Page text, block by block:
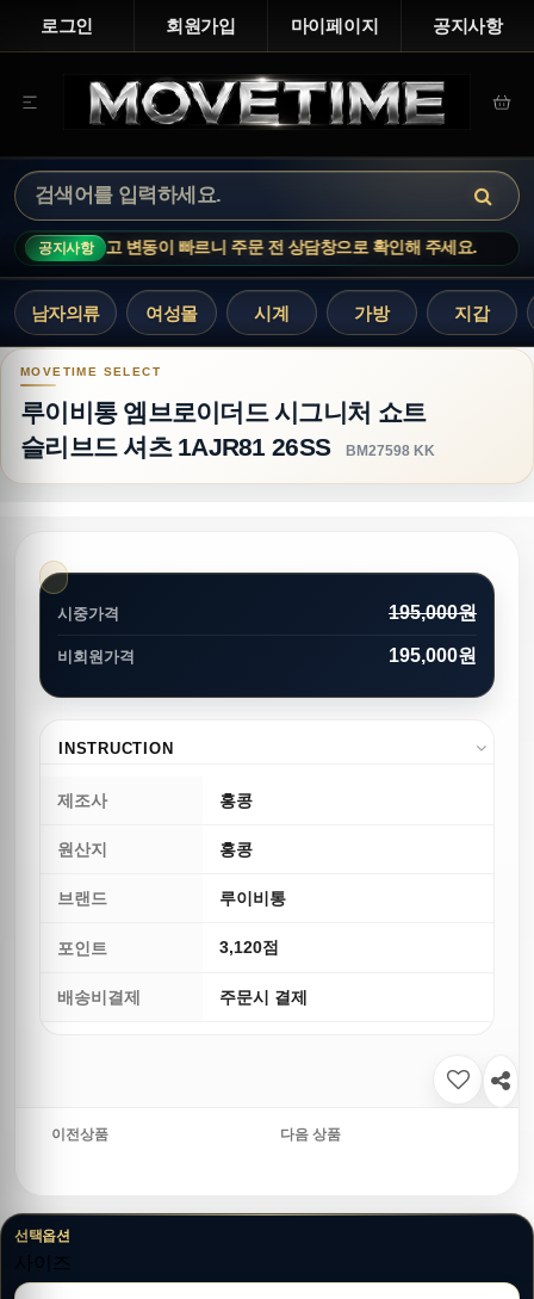
로그인 회원가입 마이페이지 공지사항
공지사항
빠르니 주문 전 상담창으로 확인해 주세요. MOVETIME
남자의류 여성몰 시계 가방 지갑
루이비통 엠브로이더드 시그니처 쇼트 슬리브드
루이비통 엠브로이더드 시그니처 쇼트
슬리브드 셔츠 1AJR81 26SS
BM27598 KK
시중가격 195,000원
비회원가격 195,000원
INSTRUCTION
제조사 홍콩
원산지 홍콩
브랜드 루이비통
포인트 3,120점
배송비결제 주문시 결제
이전상품 다음 상품
선택옵션
사이즈